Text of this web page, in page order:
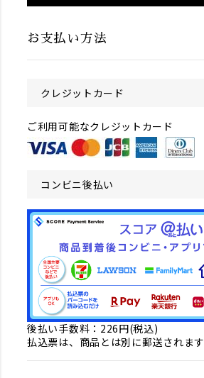
お支払い方法
クレジットカード
ご利用可能なクレジットカード
コンビニ後払い
後払い手数料：226円(税込)
払込票は、商品とは別に郵送されます